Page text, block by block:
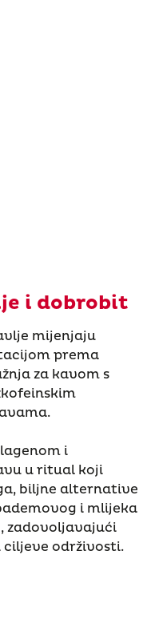
i dobrobit
mijenjaju
prema
za kavom s
i
u ritual koji
biljne alternative
i mlijeka
zadovoljavajući
održivosti.